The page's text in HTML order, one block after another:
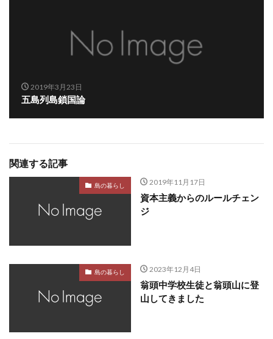
2019年3月23日
五島列島鎖国論
関連する記事
島の暮らし 2019年11月17日
資本主義からのルールチェン
ジ
島の暮らし 2023年12月4日
翁頭中学校生徒と翁頭山に登
山してきました